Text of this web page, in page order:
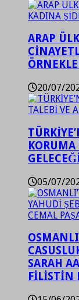
ARAP
20/07/
KORUMA
05/07/
SARAH
FİLİSTİN